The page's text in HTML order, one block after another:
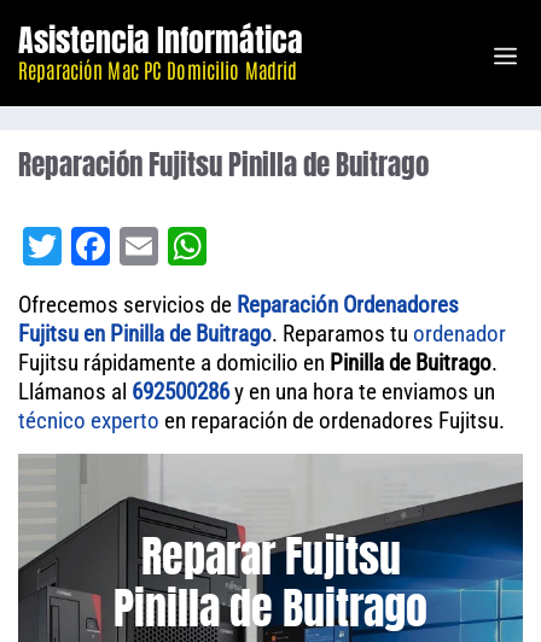
contenido
Asistencia Informática
Reparación Mac PC Domicilio Madrid
Reparación Fujitsu Pinilla de Buitrago
T
tt
er
Fa
bo
ok
E
m
ail
ha
ts
A
pp
Ofrecemos servicios de Reparación Ordenadores
Fujitsu en Pinilla de Buitrago. Reparamos tu ordenador
Fujitsu rápidamente a domicilio en Pinilla de Buitrago.
Llámanos al 692500286y en una hora te enviamos un
técnico experto en reparación de ordenadores Fujitsu.
Reparar Fujitsu
Pinilla de Buitrago